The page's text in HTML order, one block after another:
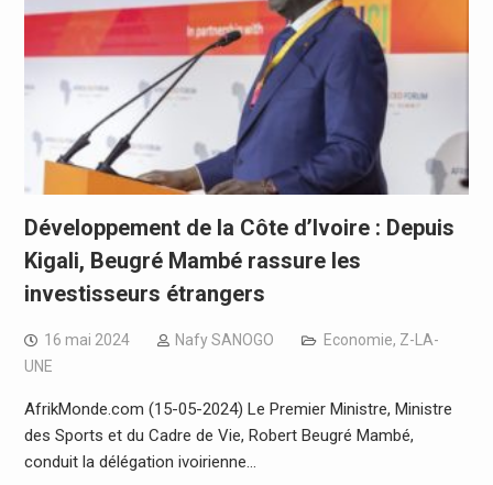
Développement de la Côte d’Ivoire : Depuis
Kigali, Beugré Mambé rassure les
investisseurs étrangers
16 mai 2024 Nafy SANOGO Economie, Z-LA-
UNE
AfrikMonde.com (15-05-2024) Le Premier Ministre, Ministre
des Sports et du Cadre de Vie, Robert Beugré Mambé,
conduit la délégation ivoirienne…